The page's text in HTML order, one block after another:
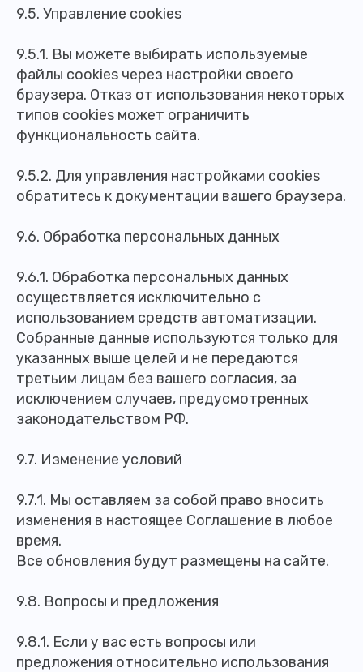
9.5. Управление cookies
9.5.1. Вы можете выбирать используемые
файлы cookies через настройки своего
браузера. Отказ от использования некоторых
типов cookies может ограничить
функциональность сайта.
9.5.2. Для управления настройками cookies
обратитесь к документации вашего браузера.
9.6. Обработка персональных данных
9.6.1. Обработка персональных данных
осуществляется исключительно с
использованием средств автоматизации.
Собранные данные используются только для
указанных выше целей и не передаются
третьим лицам без вашего согласия, за
исключением случаев, предусмотренных
законодательством РФ.
9.7. Изменение условий
9.7.1. Мы оставляем за собой право вносить
изменения в настоящее Соглашение в любое
время.
Все обновления будут размещены на сайте.
9.8. Вопросы и предложения
9.8.1. Если у вас есть вопросы или
предложения относительно использования